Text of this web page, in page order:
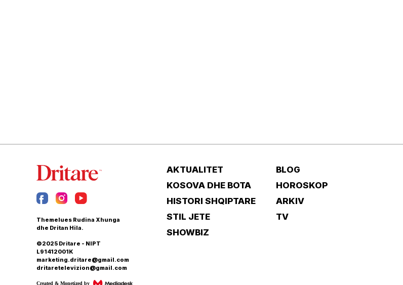
Themelues Rudina Xhunga
dhe Dritan Hila.
©2025 Dritare - NIPT
L91412001K
marketing.dritare@gmail.com
dritaretelevizion@gmail.com
Created & Monetized by
AKTUALITET
KOSOVA DHE BOTA
HISTORI SHQIPTARE
STIL JETE
SHOWBIZ
BLOG
HOROSKOP
ARKIV
TV